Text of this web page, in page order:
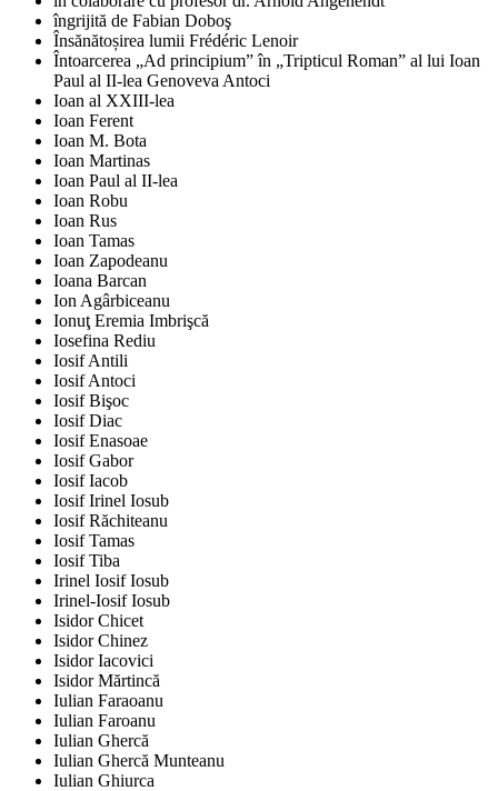
îngrijită de Fabian Doboş
Însănătoșirea lumii Frédéric Lenoir
Întoarcerea „Ad principium” în „Tripticul Roman” al lui Ioan
Paul al II-lea Genoveva Antoci
Ioan al XXIII-lea
Ioan Ferent
Ioan M. Bota
Ioan Martinas
Ioan Paul al II-lea
Ioan Robu
Ioan Rus
Ioan Tamas
Ioan Zapodeanu
Ioana Barcan
Ion Agârbiceanu
Ionuţ Eremia Imbrişcă
Iosefina Rediu
Iosif Antili
Iosif Antoci
Iosif Bişoc
Iosif Diac
Iosif Enasoae
Iosif Gabor
Iosif Iacob
Iosif Irinel Iosub
Iosif Răchiteanu
Iosif Tamas
Iosif Tiba
Irinel Iosif Iosub
Irinel-Iosif Iosub
Isidor Chicet
Isidor Chinez
Isidor Iacovici
Isidor Mărtincă
Iulian Faraoanu
Iulian Faroanu
Iulian Ghercă
Iulian Ghercă Munteanu
Iulian Ghiurca